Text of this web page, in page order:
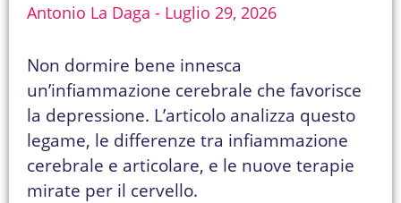
Antonio La Daga Luglio 29, 2026
Non dormire bene innesca
un’infiammazione cerebrale che favorisce
la depressione. L’articolo analizza questo
legame, le differenze tra infiammazione
cerebrale e articolare, e le nuove terapie
mirate per il cervello.